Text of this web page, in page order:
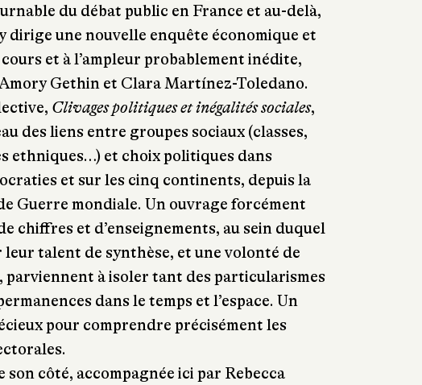
du débat public en France et au-delà,
dirige une nouvelle enquête économique et
et à l’ampleur probablement inédite,
Gethin et Clara Martínez-Toledano.
Clivages politiques et inégalités sociales,
des liens entre groupes sociaux (classes,
ethniques…) et choix politiques dans
et sur les cinq continents, depuis la
Guerre mondiale. Un ouvrage forcément
chiffres et d’enseignements, au sein duquel
leur talent de synthèse, et une volonté de
parviennent à isoler tant des particularismes
dans le temps et l’espace. Un
pour comprendre précisément les
son côté, accompagnée ici par Rebecca